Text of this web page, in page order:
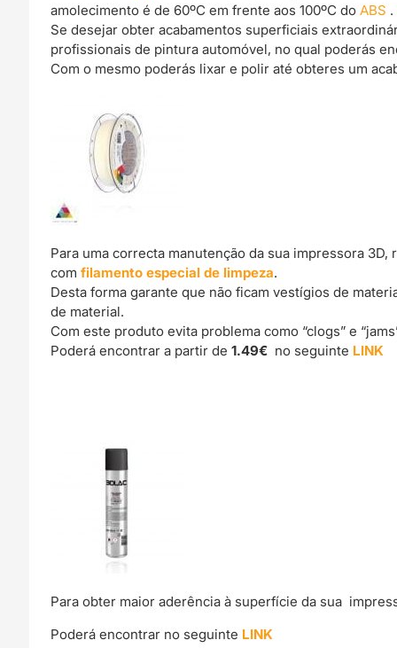
amolecimento é de 60ºC em frente aos 100ºC doABS .
Se desejar obter acabamentos superficiais
profissionais de pintura automóvel, no qual poderás
Com o mesmo poderás lixar e polir até obteres um
Para uma correcta manutenção da sua impressora
com filamento especial de limpeza.
Desta forma garante que não ficam vestígios de
de material.
Com este produto evita problema como “clogs” e
Poderá encontrar a partir de1.49€ no seguinte LINK
Para obter maior aderência à superfície da sua
Poderá encontrar no seguinte LINK